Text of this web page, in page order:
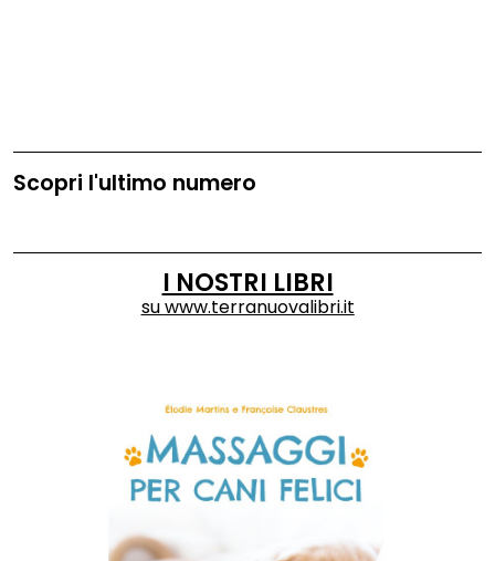
Scopri l'ultimo numero
I NOSTRI LIBRI
suwww.terranuovalibri.it